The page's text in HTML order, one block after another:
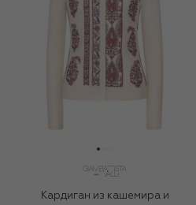
Кардиган из кашемира и